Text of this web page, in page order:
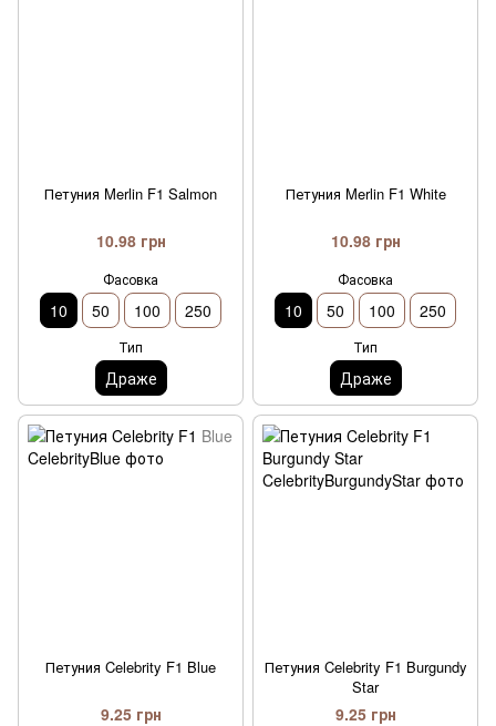
Петуния Merlin F1 Salmon
10.98 грн
Фасовка
10 50 100 250
Тип
Драже
Петуния Merlin F1 White
10.98 грн
Фасовка
10 50 100 250
Тип
Драже
Петуния Celebrity F1 Blue
9.25 грн
Петуния Celebrity F1 Burgundy
Star
9.25 грн